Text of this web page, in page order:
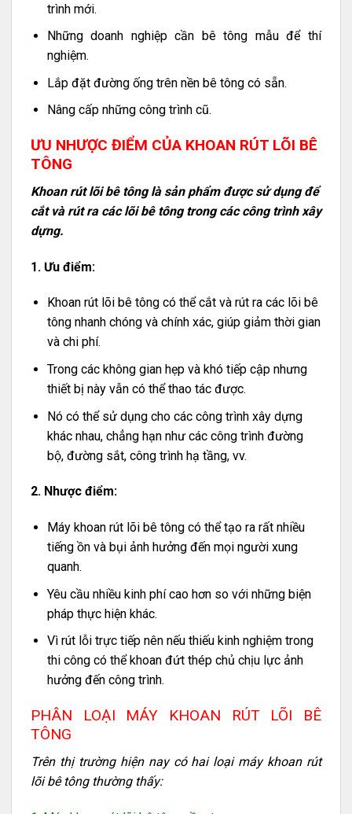
trình mới.
Những doanh nghiệp cần bê tông mẫu để thí
nghiệm.
Lắp đặt đường ống trên nền bê tông có sẵn.
Nâng cấp những công trình cũ.
ƯU NHƯỢC ĐIỂM CỦA KHOAN RÚT LÕI BÊ
TÔNG
Khoan rút lõi bê tông là sản phẩm được sử dụng để
cắt và rút ra các lõi bê tông trong các công trình xây
dựng.
1. Ưu điểm:
Khoan rút lõi bê tông có thể cắt và rút ra các lõi bê
tông nhanh chóng và chính xác, giúp giảm thời gian
và chi phí.
Trong các không gian hẹp và khó tiếp cập nhưng
thiết bị này vẫn có thể thao tác được.
Nó có thể sử dụng cho các công trình xây dựng
khác nhau, chẳng hạn như các công trình đường
bộ, đường sắt, công trình hạ tầng, vv.
2. Nhược điểm:
Máy khoan rút lõi bê tông có thể tạo ra rất nhiều
tiếng ồn và bụi ảnh hưởng đến mọi người xung
quanh.
Yêu cầu nhiều kinh phí cao hơn so với những biện
pháp thực hiện khác.
Vì rút lỗi trực tiếp nên nếu thiếu kinh nghiệm trong
thi công có thể khoan đứt thép chủ chịu lực ảnh
hưởng đến công trình.
PHÂN LOẠI MÁY KHOAN RÚT LÕI BÊ
TÔNG
Trên thị trường hiện nay có hai loại máy khoan rút
lõi bê tông thường thấy: